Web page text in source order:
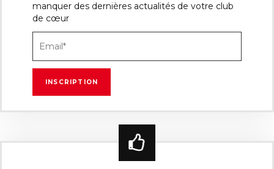
manquer des dernières actualités de votre club
de cœur